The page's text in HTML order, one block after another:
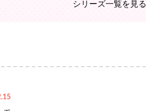
シリーズ一覧を見る